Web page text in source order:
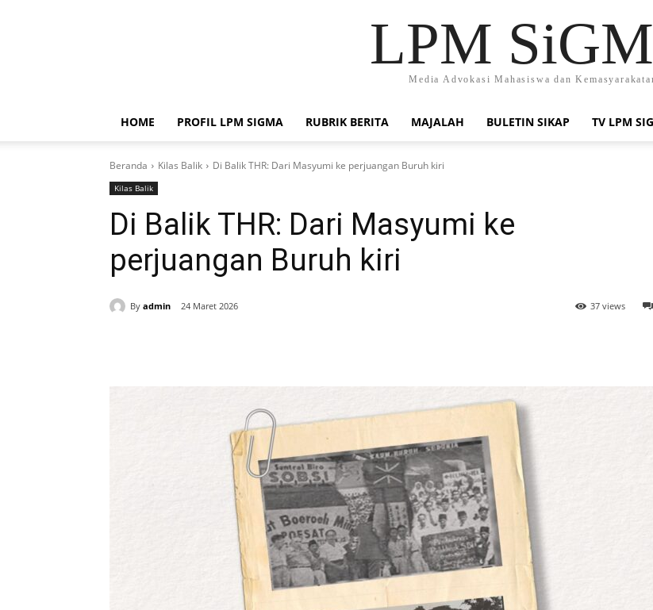
LPM
Media Advokasi Mahasiswa dan
HOME PROFIL LPM SIGMA RUBRIK BERITA MAJALAH BULETIN SIKAP TV LPM
Beranda Kilas Balik Di Balik THR: Dari Masyumi ke perjuangan Buruh kiri
Kilas Balik
Di Balik THR: Dari Masyumi ke
perjuangan Buruh kiri
By admin 24 Maret 2026 37 views